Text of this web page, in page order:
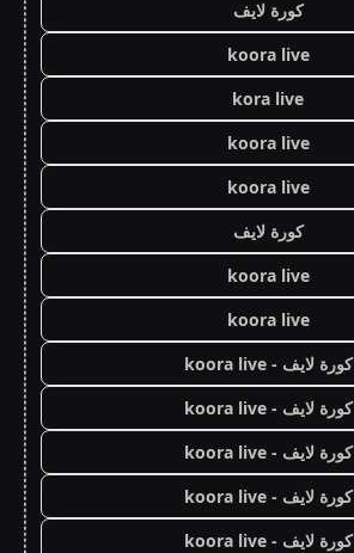
كورة لايف
koora live
kora live
koora live
koora live
كورة لايف
koora live
koora live
كورة لايف - koora live
كورة لايف - koora live
كورة لايف - koora live
كورة لايف - koora live
كورة لايف - koora live